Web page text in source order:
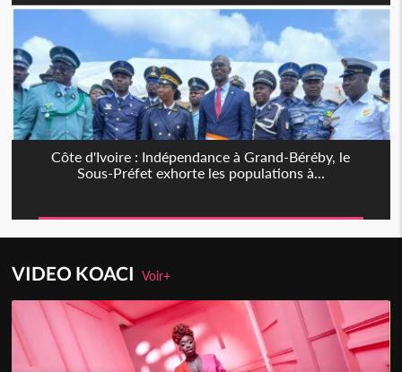
Côte d'Ivoire : Indépendance à Grand-Béréby, le
Sous-Préfet exhorte les populations à...
VIDEO KOACIVoir+